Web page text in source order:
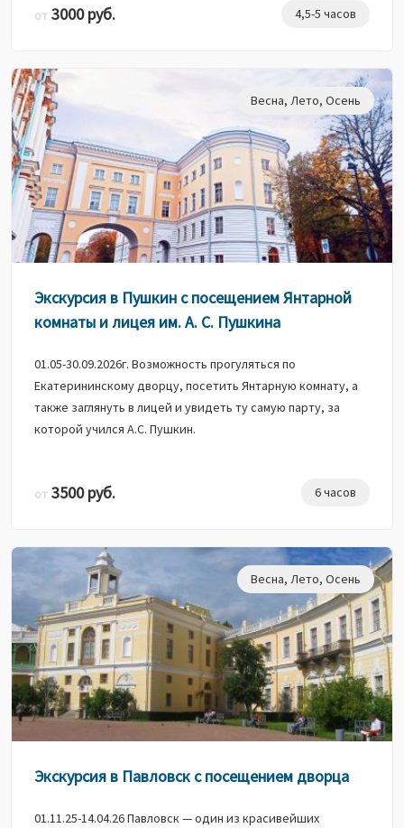
от 3000 руб. 4,5-5 часов
Весна, Лето, Осень
Экскурсия в Пушкин с посещением Янтарной
комнаты и лицея им. А. С. Пушкина
01.05-30.09.2026г. Возможность прогуляться по
Екатерининскому дворцу, посетить Янтарную комнату, а
также заглянуть в лицей и увидеть ту самую парту, за
которой учился А.С. Пушкин.
от 3500 руб. 6 часов
Весна, Лето, Осень
Экскурсия в Павловск с посещением дворца
01.11.25-14.04.26 Павловск — один из красивейших